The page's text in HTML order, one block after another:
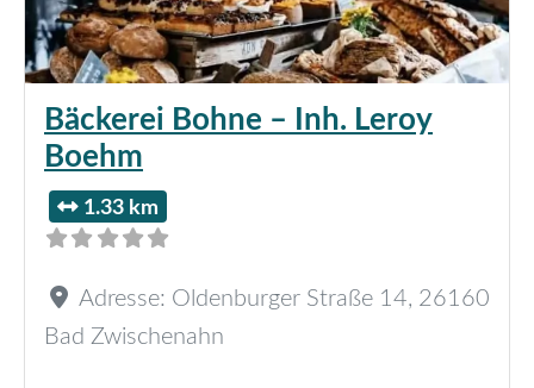
Bäckerei Bohne – Inh. Leroy
Boehm
1.33 km
Adresse: Oldenburger Straße 14, 26160
Bad Zwischenahn